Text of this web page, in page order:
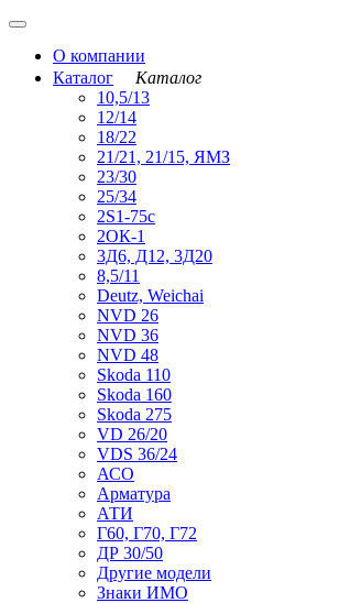
О компании
Каталог
Каталог
10,5/13
12/14
18/22
21/21, 21/15, ЯМЗ
23/30
25/34
2S1-75с
2ОК-1
3Д6, Д12, 3Д20
8,5/11
Deutz, Weichai
NVD 26
NVD 36
NVD 48
Skoda 110
Skoda 160
Skoda 275
VD 26/20
VDS 36/24
АСО
Арматура
АТИ
Г60, Г70, Г72
ДР 30/50
Другие модели
Знаки ИМО